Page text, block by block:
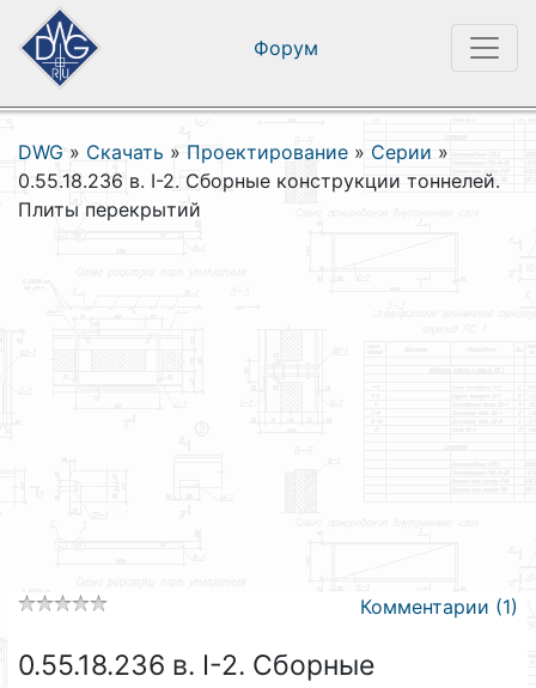
Форум
DWG » Скачать » Проектирование » Серии »
0.55.18.236 в. I-2. Сборные конструкции тоннелей.
Плиты перекрытий
Комментарии (1)
0.55.18.236 в. I-2. Сборные